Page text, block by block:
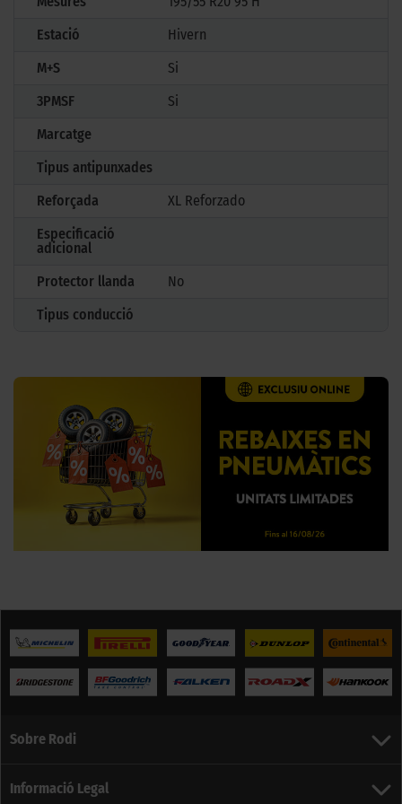
Estació
Hivern
M+S
Si
3PMSF
Si
Marcatge
Tipus antipunxades
Reforçada
XL Reforzado
Especificació
adicional
Protector llanda
No
Tipus conducció
Sobre Rodi
Informació Legal